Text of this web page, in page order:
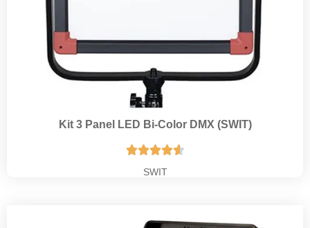
Kit 3 Panel LED Bi-Color DMX (SWIT)

SWIT